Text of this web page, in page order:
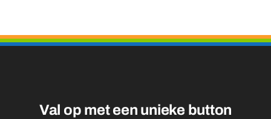
ContactVal op met een unieke